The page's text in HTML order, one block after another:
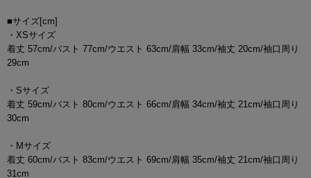
■サイズ[cm]
・XSサイズ
着丈 57cm/バスト 77cm/ウエスト 63cm/肩幅 33cm/袖丈 20cm/袖口周り
29cm
・Sサイズ
着丈 59cm/バスト 80cm/ウエスト 66cm/肩幅 34cm/袖丈 21cm/袖口周り
30cm
・Mサイズ
着丈 60cm/バスト 83cm/ウエスト 69cm/肩幅 35cm/袖丈 21cm/袖口周り
31cm